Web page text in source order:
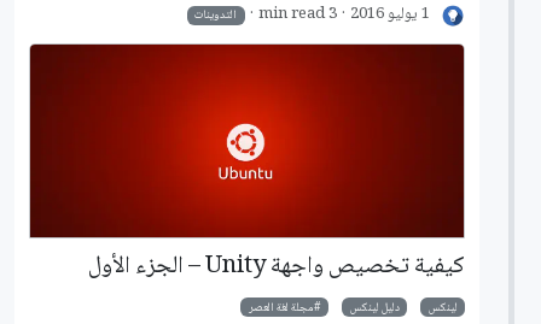
1 يوليو 2016 3 min read التدوينات
كيفية تخصيص واجهة Unity – الجزء الأول
لينكس دليل لينكس مجلة لغة العصر